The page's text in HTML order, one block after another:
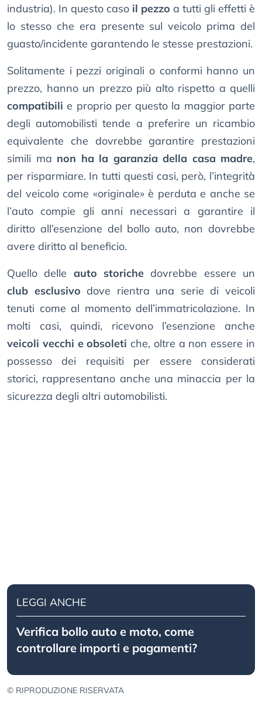
industria). In questo caso il pezzo a tutti gli effetti è
lo stesso che era presente sul veicolo prima del
guasto/incidente garantendo le stesse prestazioni.
Solitamente i pezzi originali o conformi hanno un
prezzo, hanno un prezzo più alto rispetto a quelli
compatibili e proprio per questo la maggior parte
degli automobilisti tende a preferire un ricambio
equivalente che dovrebbe garantire prestazioni
simili ma non ha la garanzia della casa madre,
per risparmiare. In tutti questi casi, però, l’integrità
del veicolo come «originale» è perduta e anche se
l’auto compie gli anni necessari a garantire il
diritto all’esenzione del bollo auto, non dovrebbe
avere diritto al beneficio.
Quello delle auto storiche dovrebbe essere un
club esclusivo dove rientra una serie di veicoli
tenuti come al momento dell’immatricolazione. In
molti casi, quindi, ricevono l’esenzione anche
veicoli vecchi e obsoleti che, oltre a non essere in
possesso dei requisiti per essere considerati
storici, rappresentano anche una minaccia per la
sicurezza degli altri automobilisti.
LEGGI ANCHE
Verifica bollo auto e moto, come
controllare importi e pagamenti?
© RIPRODUZIONE RISERVATA